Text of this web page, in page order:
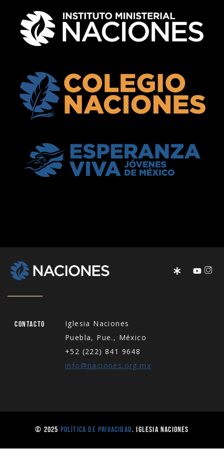
Contacto
Iglesia Naciones
Puebla, Pue., México
+52 (222) 841 9648
info@naciones.org.mx
© 2025 Política de Privacidad. Iglesia Naciones